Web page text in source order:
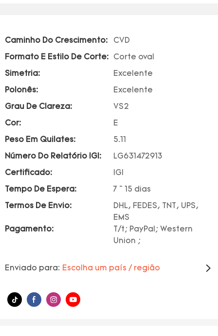
Caminho Do Crescimento: CVD
Formato E Estilo De Corte: Corte oval
Simetria: Excelente
Polonês: Excelente
Grau De Clareza: VS2
Cor: E
Peso Em Quilates: 5.11
Número Do Relatório IGI: LG631472913
Certificado: IGI
Tempo De Espera: 7 ~ 15 dias
Termos De Envio:
DHL, FEDES, TNT, UPS,
EMS
Pagamento:
T/t; PayPal; Western
Union ;
Enviado para: Escolha um país / região